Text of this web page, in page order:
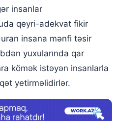
yağmasını izləmək
görmək
qar yağması
insanlar
qeyri-adekvat fikir
insana mənfi təsir
yuxularında qar
kömək istəyən insanlarla
yetirməlidirlər.